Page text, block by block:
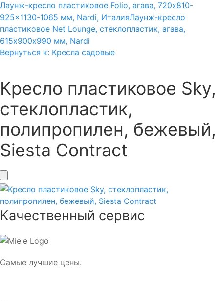
Лаунж-кресло пластиковое Folio, агава, 720x810-
925x1130-1065 мм, Nardi, ИталияЛаунж-кресло
пластиковое Net Lounge, стеклопластик, агава,
615х900х990 мм, Nardi
Вернуться к: Кресла садовые
Кресло пластиковое Sky,
стеклопластик,
полипропилен, бежевый,
Siesta Contract
Качественный сервис
Самые лучшие цены.